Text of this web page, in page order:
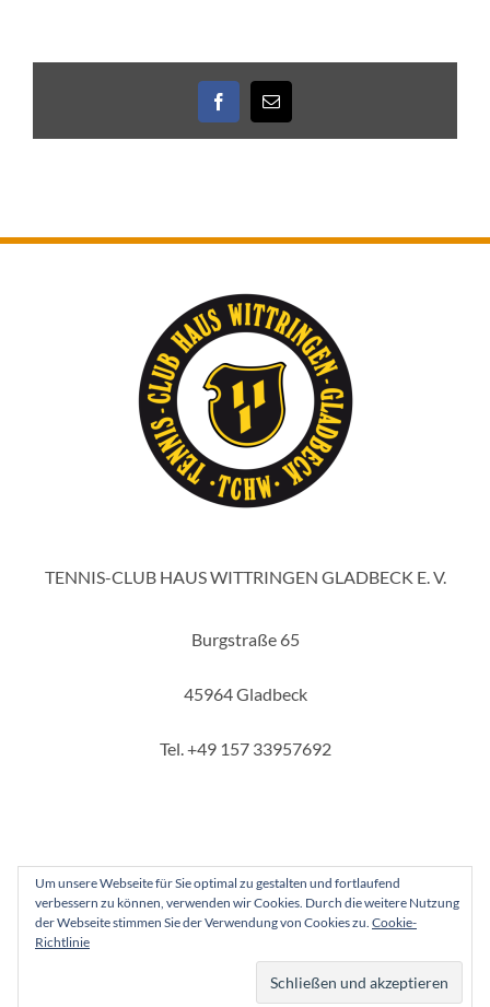
Facebook
E-
Mail
TENNIS-CLUB HAUS WITTRINGEN GLADBECK E. V.
Burgstraße 65
45964 Gladbeck
Tel. +49 157 33957692
Copyright 2025 - Tennis-Club Haus Wittringen Gladbeck e. V.
InstagramFacebook
Um unsere Webseite für Sie optimal zu gestalten und fortlaufend
verbessern zu können, verwenden wir Cookies. Durch die weitere Nutzung
der Webseite stimmen Sie der Verwendung von Cookies zu. Cookie-
Richtlinie